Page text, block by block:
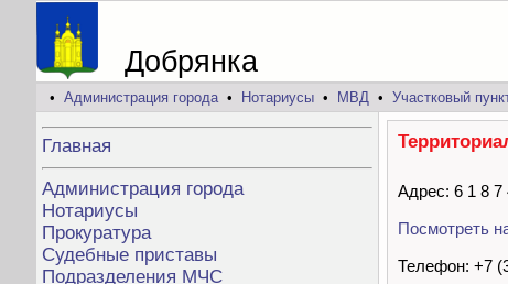
Добрянка
• Администрация города• Нотариусы • МВД • Участковый
Главная
Администрация города
Нотариусы
Прокуратура
Судебные приставы
Подразделения МЧС
Адрес: 6 1 8 7
Посмотреть
Телефон: +7